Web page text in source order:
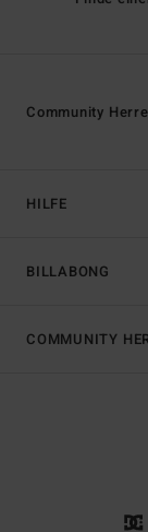
HILFE
BILLABONG
Community
COMMUNITY